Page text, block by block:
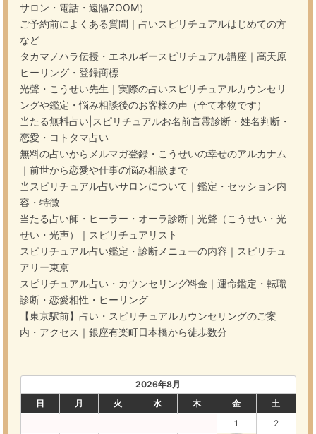
サロン・電話・遠隔ZOOM）
ご予約前によくある質問｜占いスピリチュアルはじめての方
など
タカマノハラ伝授・エネルギースピリチュアル講座｜高天原
ヒーリング・登録商標
光聲・こうせい先生｜実際の占いスピリチュアルカウンセリ
ングや鑑定・悩み相談後のお客様の声（全て本物です）
当たる無料占い|スピリチュアルお名前言霊診断・姓名判断・
恋愛・コトタマ占い
無料の占いからメルマガ登録・こうせいの幸せのアルカナム
｜前世から恋愛や仕事の悩み相談まで
当スピリチュアル占いサロンについて｜鑑定・セッション内
容・特徴
当たる占い師・ヒーラー・オーラ診断｜光聲（こうせい・光
せい・光声）｜スピリチュアリスト
スピリチュアル占い鑑定・診断メニューの内容｜スピリチュ
アリー東京
スピリチュアル占い・カウンセリング料金｜運命鑑定・転職
診断・恋愛相性・ヒーリング
【東京駅前】占い・スピリチュアルカウンセリングのご案
内・アクセス｜銀座有楽町日本橋から徒歩数分
2026年8月
日
月 火 水 木 金
土
1
2